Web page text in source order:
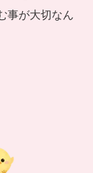
事が大切なん